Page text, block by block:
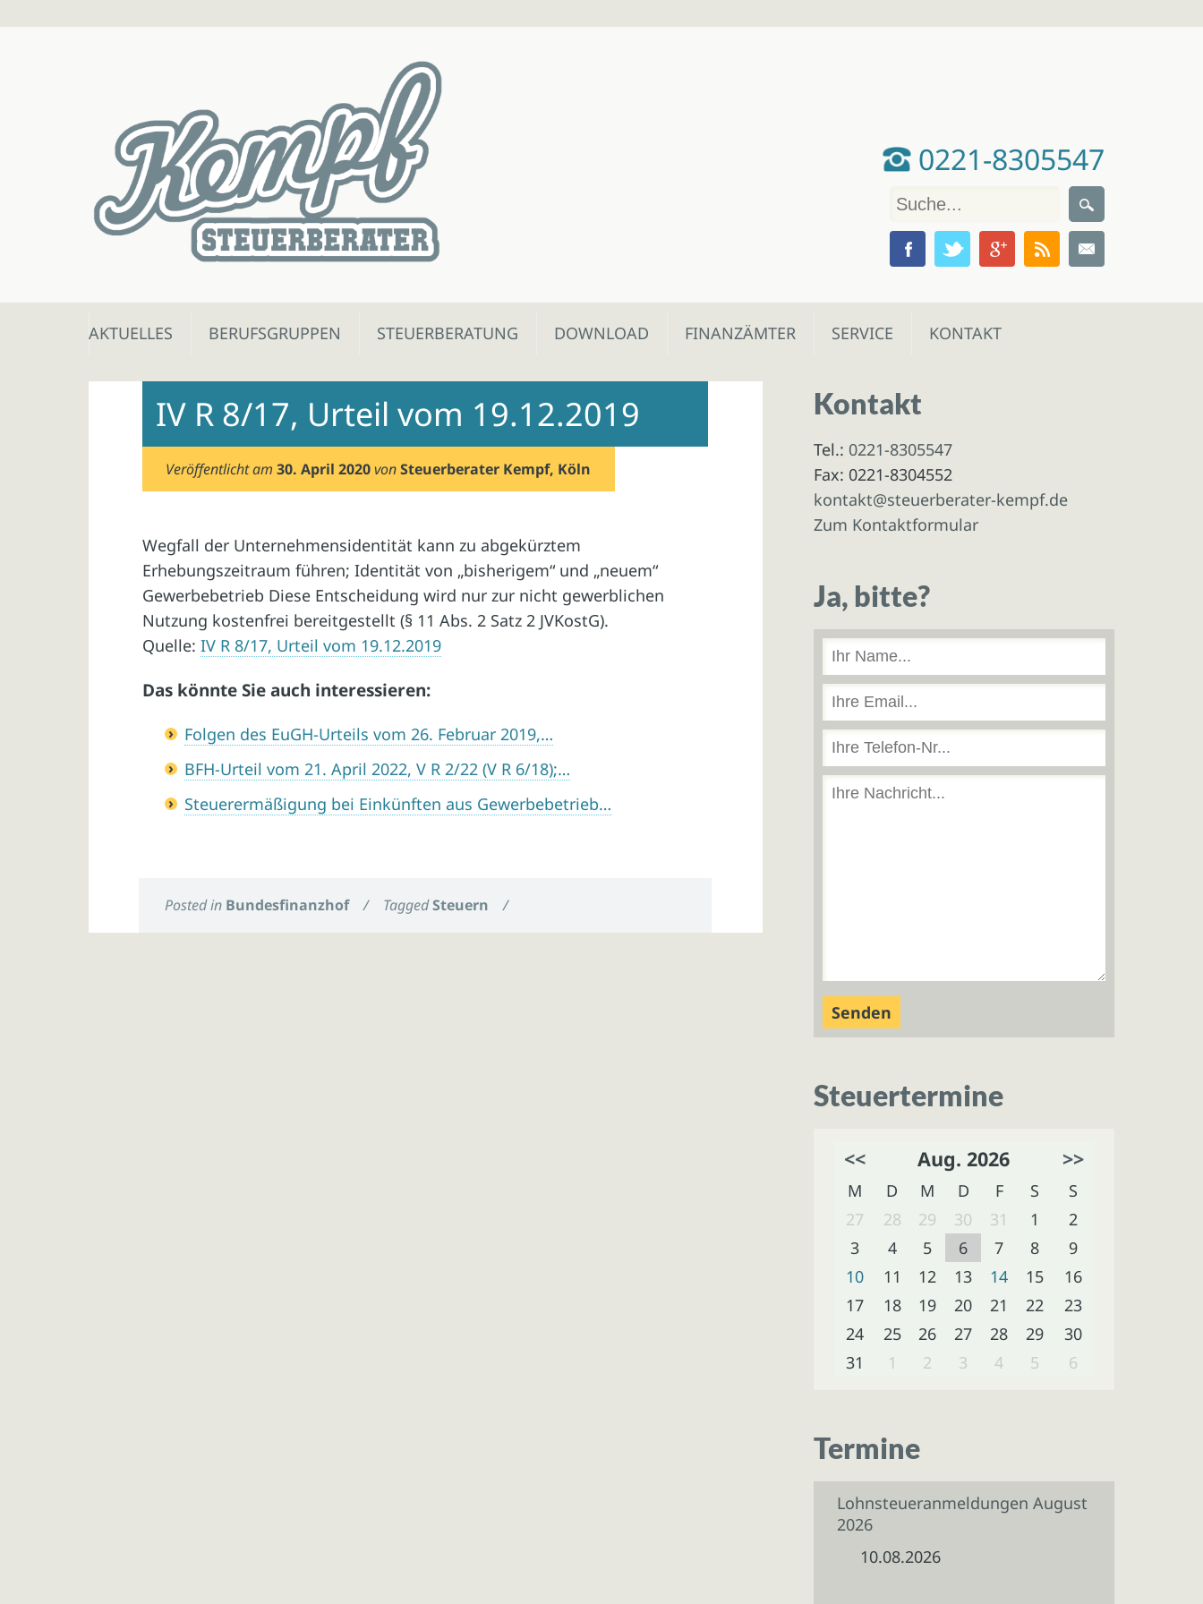
0221-8305547
Skip
AKTUELLES BERUFSGRUPPEN STEUERBERATUNG DOWNLOAD FINANZÄMTER SERVICE KONTAKT
IV R 8/17, Urteil vom 19.12.2019
Veröffentlicht am30. April 2020 vonSteuerberater Kempf, Köln
Wegfall der Unternehmensidentität kann zu abgekürztem
Erhebungszeitraum führen; Identität von „bisherigem“ und „neuem“
Gewerbebetrieb Diese Entscheidung wird nur zur nicht gewerblichen
Nutzung kostenfrei bereitgestellt (§ 11 Abs. 2 Satz 2 JVKostG).
Quelle:IV R 8/17, Urteil vom 19.12.2019
Das könnte Sie auch interessieren:
Folgen des EuGH-Urteils vom 26. Februar 2019,…
BFH-Urteil vom 21. April 2022, V R 2/22 (V R 6/18);…
Steuerermäßigung bei Einkünften aus Gewerbebetrieb…
Posted in Bundesfinanzhof / TaggedSteuern /
Kontakt
Tel.: 0221-8305547
Fax: 0221-8304552
kontakt@steuerberater-kempf.de
Zum Kontaktformular
Ja, bitte?
Steuertermine
<< Aug. 2026 >>
M D M D F S
S
27
28 29 30 31 1
2
3
4 5 6 7 8
9
10
11 12 13 14 15
16
17
18 19 20 21 22
23
24
25 26 27 28 29
30
31
1 2 3 4 5 6
Termine
Lohnsteueranmeldungen August
2026
10.08.2026